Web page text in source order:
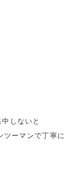
しないと
ツーマンで丁寧に